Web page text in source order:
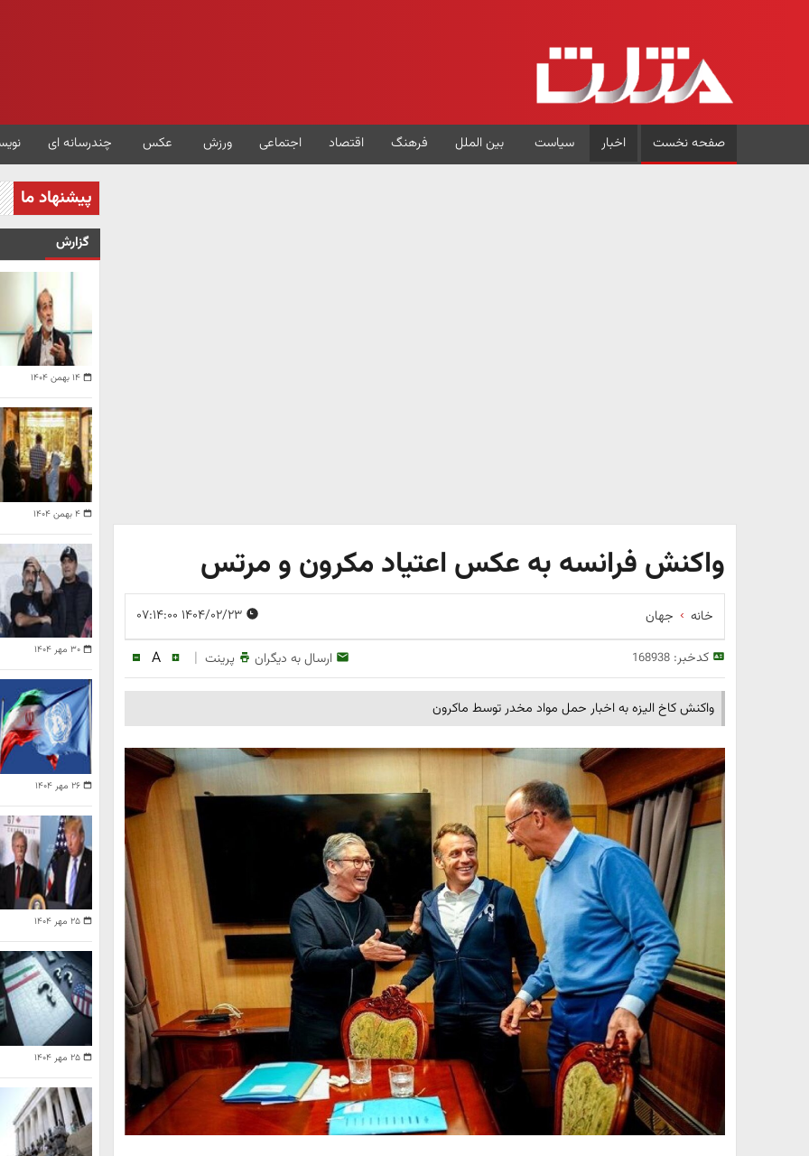
صفحه نخست اخبار سیاست بین الملل فرهنگ اقتصاد اجتماعی ورزش عکس چندرسانه ای
واکنش فرانسه به عکس اعتیاد مکرون و مرتس
خانه جهان
کدخبر:168938 ارسال به دیگران پرینت |
A
واکنش کاخ الیزه به اخبار حمل مواد مخدر توسط ماکرون
پیشنهاد ما
گزارش
۱۴ بهمن ۱۴۰۴
۴ بهمن ۱۴۰۴
۳۰ مهر ۱۴۰۴
۲۶ مهر ۱۴۰۴
۲۵ مهر ۱۴۰۴
۲۵ مهر ۱۴۰۴